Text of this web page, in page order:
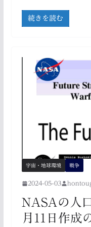
続きを読む
宇宙・地球環境 戦争
2024-05-03
NASAの人
月11日作成